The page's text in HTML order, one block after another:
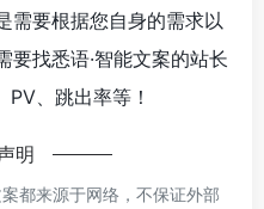
需要根据您自身的需求以
要找悉语·智能文案的站长
、跳出率等！
明
都来源于网络，不保证外部